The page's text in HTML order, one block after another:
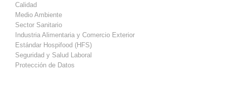
Calidad
Medio Ambiente
Sector Sanitario
Industria Alimentaria y Comercio Exterior
Estándar Hospifood (HFS)
Seguridad y Salud Laboral
Protección de Datos